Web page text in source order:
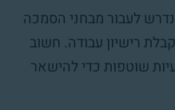
לעבור מבחני הסמכה
רישיון עבודה. חשוב
שוטפות כדי להישאר